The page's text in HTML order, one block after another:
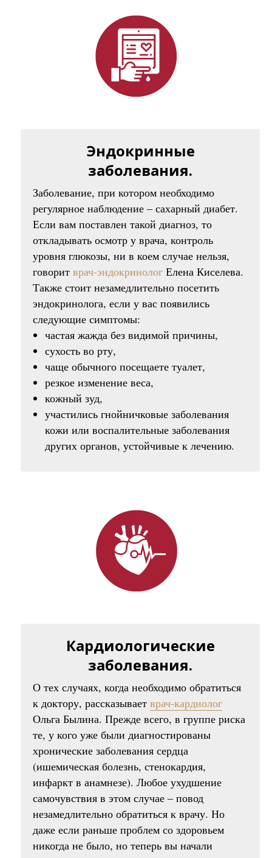
Эндокринные
заболевания.
Заболевание, при котором необходимо
регулярное наблюдение – сахарный диабет.
Если вам поставлен такой диагноз, то
откладывать осмотр у врача, контроль
уровня глюкозы, ни в коем случае нельзя,
говорит врач-эндокринолог Елена Киселева.
Также стоит незамедлительно посетить
эндокринолога, если у вас появились
следующие симптомы:
частая жажда без видимой причины,
сухость во рту,
чаще обычного посещаете туалет,
резкое изменение веса,
кожный зуд,
участились гнойничковые заболевания
кожи или воспалительные заболевания
других органов, устойчивые к лечению.
Кардиологические
заболевания.
О тех случаях, когда необходимо обратиться
к доктору, рассказывает врач-кардиолог
Ольга Былина. Прежде всего, в группе риска
те, у кого уже были диагностированы
хронические заболевания сердца
(ишемическая болезнь, стенокардия,
инфаркт в анамнезе). Любое ухудшение
самочувствия в этом случае – повод
незамедлительно обратиться к врачу. Но
даже если раньше проблем со здоровьем
никогда не было, но теперь вы начали